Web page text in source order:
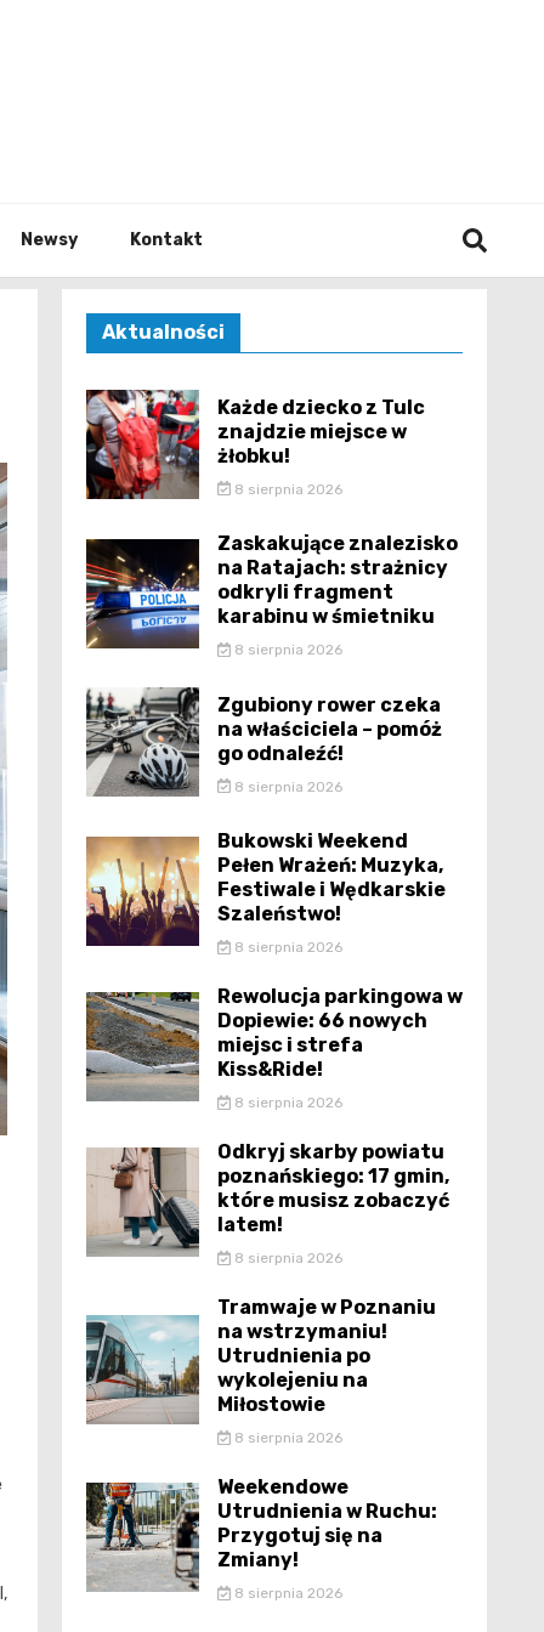
Newsy Kontakt
Aktualności
Każde dziecko z Tulc
znajdzie miejsce w
żłobku!
8 sierpnia 2026
Zaskakujące znalezisko
na Ratajach: strażnicy
odkryli fragment
karabinu w śmietniku
8 sierpnia 2026
Zgubiony rower czeka
na właściciela – pomóż
go odnaleźć!
8 sierpnia 2026
Bukowski Weekend
Pełen Wrażeń: Muzyka,
Festiwale i Wędkarskie
Szaleństwo!
8 sierpnia 2026
Rewolucja parkingowa w
Dopiewie: 66 nowych
miejsc i strefa
Kiss&Ride!
8 sierpnia 2026
Odkryj skarby powiatu
poznańskiego: 17 gmin,
które musisz zobaczyć
latem!
8 sierpnia 2026
Tramwaje w Poznaniu
na wstrzymaniu!
Utrudnienia po
wykolejeniu na
Miłostowie
8 sierpnia 2026
Weekendowe
Utrudnienia w Ruchu:
Przygotuj się na
Zmiany!
8 sierpnia 2026